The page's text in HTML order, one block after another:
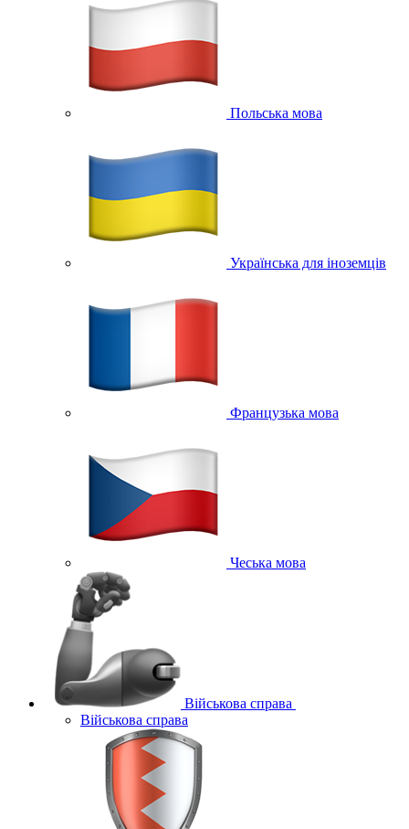
Польська мова
Українська для іноземців
Французька мова
Чеська мова
Військова справа
Військова справа